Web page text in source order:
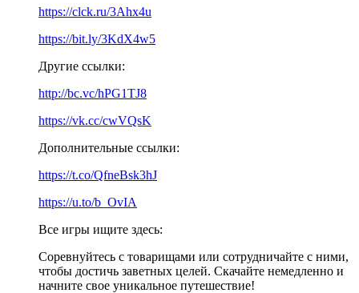
https://clck.ru/3Ahx4u
https://bit.ly/3KdX4w5
Другие ссылки:
http://bc.vc/hPG1TJ8
https://vk.cc/cwVQsK
Дополнительные ссылки:
https://t.co/QfneBsk3hJ
https://u.to/b_OvIA
Все игры ищите здесь:
Соревнуйтесь с товарищами или сотрудничайте с ними,
чтобы достичь заветных целей. Скачайте немедленно и
начните свое уникальное путешествие!